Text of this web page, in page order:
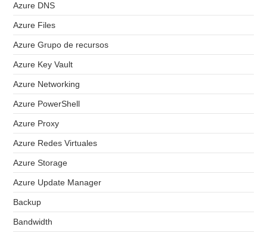
Azure DNS
Azure Files
Azure Grupo de recursos
Azure Key Vault
Azure Networking
Azure PowerShell
Azure Proxy
Azure Redes Virtuales
Azure Storage
Azure Update Manager
Backup
Bandwidth